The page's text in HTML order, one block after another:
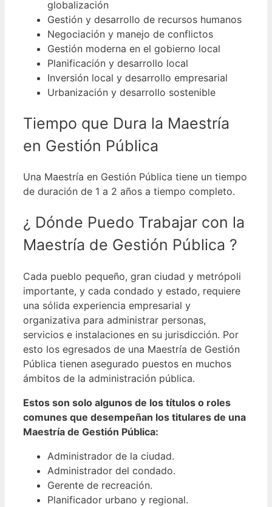
globalización
Gestión y desarrollo de recursos humanos
Negociación y manejo de conflictos
Gestión moderna en el gobierno local
Planificación y desarrollo local
Inversión local y desarrollo empresarial
Urbanización y desarrollo sostenible
Tiempo que Dura la Maestría
en Gestión Pública
Una Maestría en Gestión Pública tiene un tiempo
de duración de 1 a 2 años a tiempo completo.
¿ Dónde Puedo Trabajar con la
Maestría de Gestión Pública ?
Cada pueblo pequeño, gran ciudad y metrópoli
importante, y cada condado y estado, requiere
una sólida experiencia empresarial y
organizativa para administrar personas,
servicios e instalaciones en su jurisdicción. Por
esto los egresados de una Maestría de Gestión
Pública tienen asegurado puestos en muchos
ámbitos de la administración pública.
Estos son solo algunos de los títulos o roles
comunes que desempeñan los titulares de una
Maestría de Gestión Pública:
Administrador de la ciudad.
Administrador del condado.
Gerente de recreación.
Planificador urbano y regional.